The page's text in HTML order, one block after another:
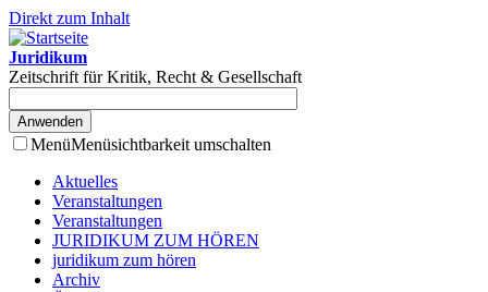
Direkt zum Inhalt
Juridikum
Zeitschrift für Kritik, Recht & Gesellschaft
MenüMenüsichtbarkeit umschalten
Aktuelles
Veranstaltungen
Veranstaltungen
JURIDIKUM ZUM HÖREN
juridikum zum hören
Archiv